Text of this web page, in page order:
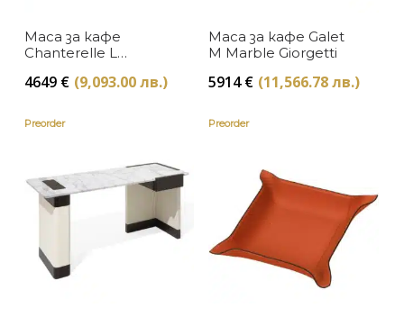
Намаление
Осветление
L'Objet
Arcahorn
Bentley Home
В наличност
Изчерпан, с опция за поръчка
ЦВЯТ
Бежово
Златно
Sold Out
Маса за кафе
Chanterelle L
4649 € (9,093.00 лв.)
Маса за кафе Galet
M Marble Giorgetti
5914€ (11,566.78 лв.)
Preorder Preorder